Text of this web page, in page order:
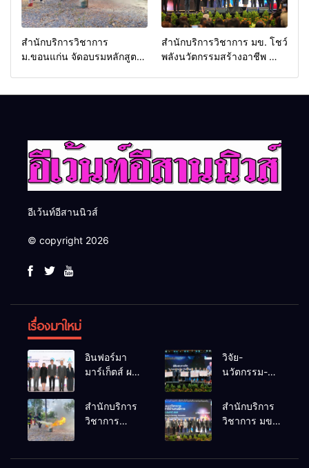
สำนักบริการวิชาการ
ม.ขอนแก่น จัดอบรมหลักสูตร
สำนักบริการวิชาการ มข. โชว์
พลังนวัตกรรมสร้างอาชีพ นำ
อีเว้นท์อีสานนิวส์
© copyright 2026
เรื่องมาใหม่
อินฟอร์มา
มาร์เก็ตส์ ผนึก
ธุรกิจท่อง
เที่ยว-บริการ
Thailand
วิจัย-
นวัตกรรม-
คือโอกาสใหม่
ของคนพิการ
เศรษฐกิจ
สำนักบริการ
วิชาการ
สำนักบริการ
วิชาการ มข.